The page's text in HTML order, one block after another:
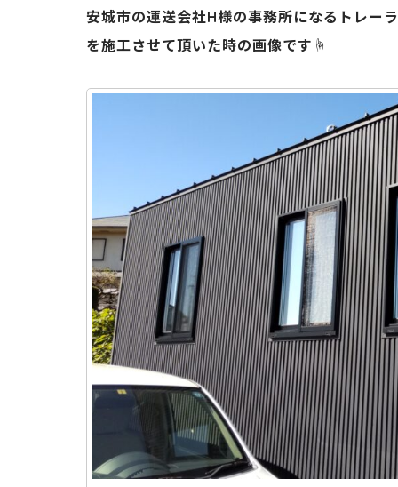
安城市の運送会社H様の事務所になるトレー
を施工させて頂いた時の画像です☝️